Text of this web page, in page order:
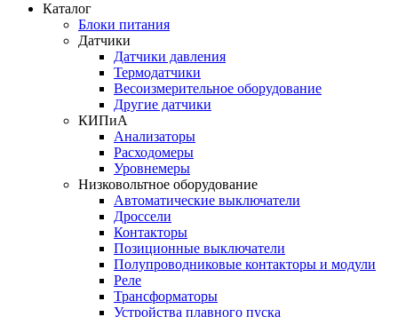
Каталог
Блоки питания
Датчики
Датчики давления
Термодатчики
Весоизмерительное оборудование
Другие датчики
КИПиА
Анализаторы
Расходомеры
Уровнемеры
Низковольтное оборудование
Автоматические выключатели
Дроссели
Контакторы
Позиционные выключатели
Полупроводниковые контакторы и модули
Реле
Трансформаторы
Устройства плавного пуска